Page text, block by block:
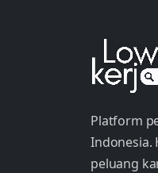
Platform
Indonesia.
peluang